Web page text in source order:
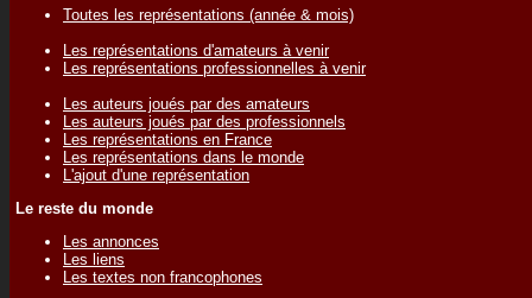
Toutes les représentations (année & mois)
Les représentations d'amateurs à venir
Les représentations professionnelles à venir
Les auteurs joués par des amateurs
Les auteurs joués par des professionnels
Les représentations en France
Les représentations dans le monde
L'ajout d'une représentation
Le reste du monde
Les annonces
Les liens
Les textes non francophones